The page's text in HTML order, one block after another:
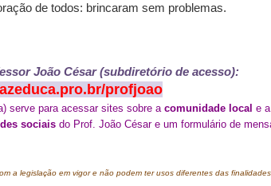
de todos: brincaram sem problemas.
João César (subdiretório de acesso):
profjoao
serve para acessar sites sobre a comunidade local e a
sociais do Prof. João César e um formulário de
a legislação em vigor e não podem ter usos diferentes das